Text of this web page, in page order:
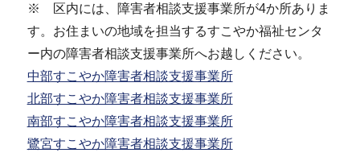
※ 区内には、障害者相談支援事業所が4か所ありま
す。お住まいの地域を担当するすこやか福祉センタ
ー内の障害者相談支援事業所へお越しください。
中部すこやか障害者相談支援事業所
北部すこやか障害者相談支援事業所
南部すこやか障害者相談支援事業所
鷺宮すこやか障害者相談支援事業所